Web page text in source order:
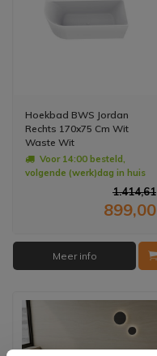
Hoekbad BWS Jordan
Rechts 170x75 Cm Wit
Waste Wit
Voor 14:00 besteld,
volgende (werk)dag in huis
1.414,61
899,00
Meer info